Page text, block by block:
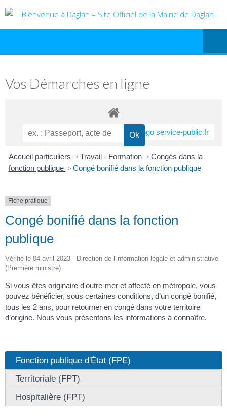
Vos Démarches en ligne
Accueil particuliers > Travail - Formation > Congés dans la
fonction publique > Congé bonifié dans la fonction publique
Fiche pratique
Congé bonifié dans la fonction
publique
Vérifié le 04 avril 2023 - Direction de l'information légale et administrative
(Première ministre)
Si vous êtes originaire d'outre-mer et affecté en métropole, vous
pouvez bénéficier, sous certaines conditions, d’un congé bonifié,
tous les 2 ans, pour retourner en congé dans votre territoire
d’origine. Nous vous présentons les informations à connaître.
Fonction publique d'État (FPE)
Territoriale (FPT)
Hospitalière (FPT)